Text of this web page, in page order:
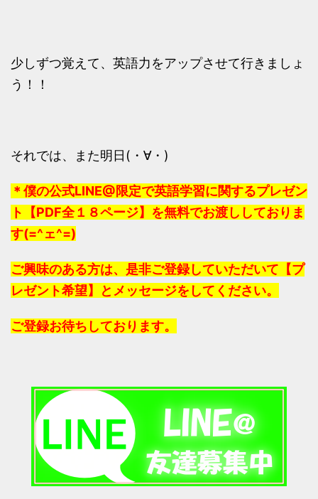
少しずつ覚えて、英語力をアップさせて行きましょ
う！！
それでは、また明日(・∀・)
＊僕の公式LINE@限定で英語学習に関するプレゼン
ト【PDF全１８ページ】を無料でお渡ししておりま
す(=^ェ^=)
ご興味のある方は、是非ご登録していただいて【プ
レゼント希望】とメッセージをしてください。
ご登録お待ちしております。